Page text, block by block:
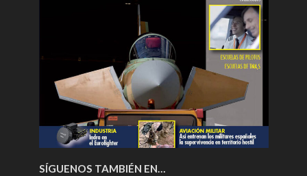
SÍGUENOS TAMBIÉN EN…